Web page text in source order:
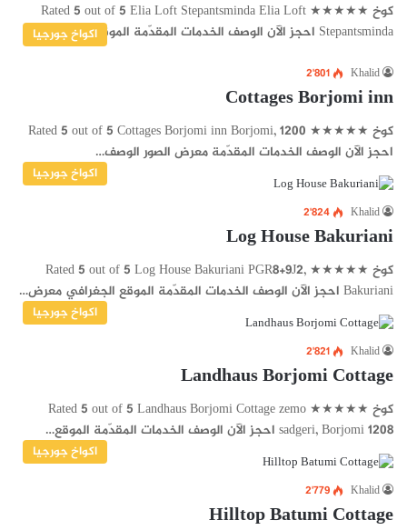
كوخ ★★★★★ Rated 5 out of 5 Elia Loft Stepantsminda Elia Loft
Stepantsminda احجز الآن الوصف الخدمات المقدّمة الموقع الجغرافي…
اكواخ جورجيا
Khalid 2٬801
Cottages Borjomi inn
كوخ ★★★★★ Rated 5 out of 5 Cottages Borjomi inn Borjomi, 1200
احجز الآن الوصف الخدمات المقدّمة معرض الصور الوصف…
اكواخ جورجيا
Khalid 2٬824
Log House Bakuriani
كوخ ★★★★★ Rated 5 out of 5 Log House Bakuriani PGR8+9J2,
Bakuriani احجز الآن الوصف الخدمات المقدّمة الموقع الجغرافي معرض…
اكواخ جورجيا
Khalid 2٬821
Landhaus Borjomi Cottage
كوخ ★★★★★ Rated 5 out of 5 Landhaus Borjomi Cottage zemo
sadgeri, Borjomi 1208 احجز الآن الوصف الخدمات المقدّمة الموقع…
اكواخ جورجيا
Khalid 2٬779
Hilltop Batumi Cottage